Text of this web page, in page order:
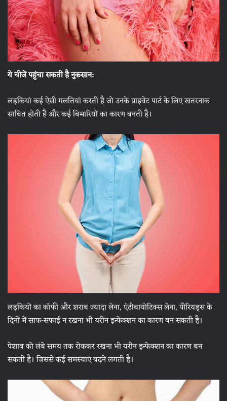
ये चीजें पहुंचा सकती है नुकसान:
लड़कियां कई ऐसी गलतियां करती है जो उनके प्राइवेट पार्ट के लिए खतरनाक
साबित होती है और कई बिमारियों का कारण बनती है।
लड़कियों का कॉफी और शराब ज्यादा लेना, एंटीबायोटिक्स लेना, पीरियड्स के
दिनों में साफ-सफाई न रखना भी यरीन इन्फेक्शन का कारण बन सकती है।
पेशाब को लंबे समय तक रोककर रखना भी यरीन इन्फेक्शन का कारण बन
सकती है। जिससे कई समस्याएं बढ़ने लगती है।